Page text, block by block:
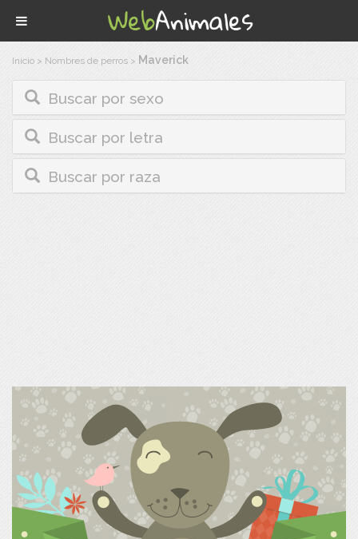
Inicio > Nombres de perros > Maverick
Buscar por sexo
Buscar por letra
Buscar por raza